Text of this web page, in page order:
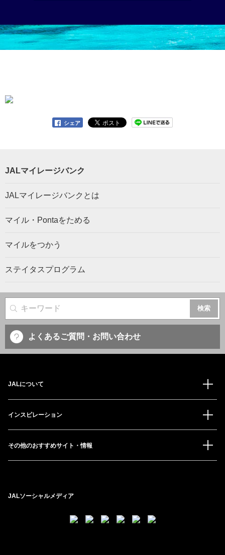
シェア
JALマイレージバンク
JALマイレージバンクとは
マイル・Pontaをためる
マイルをつかう
ステイタスプログラム
サイト内検索
よくあるご質問・お問い合わせ
JALについて
インスピレーション
その他のおすすめサイト・情報
JALソーシャルメディア